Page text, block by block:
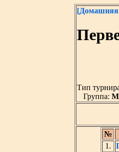
[Домашняя
Тип
Группа:
№
1.